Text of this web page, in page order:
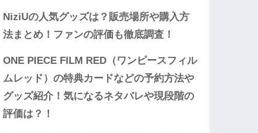
NiziUの人気グッズは？販売場所や購入方
法まとめ！ファンの評価も徹底調査！
ONE PIECE FILM RED（ワンピースフィル
ムレッド）の特典カードなどの予約方法や
グッズ紹介！気になるネタバレや現段階の
評価は？！